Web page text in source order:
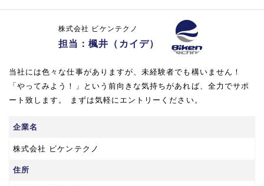
株式会社 ビケンテクノ
担当：楓井（カイデ）
当社には色々な仕事がありますが、未経験者でも構いません！
「やってみよう！」という前向きな気持ちがあれば、全力でサポ
ート致します。 まずは気軽にエントリーください。
企業名
株式会社 ビケンテクノ
住所